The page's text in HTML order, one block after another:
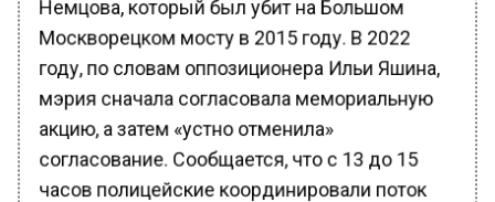
Москворецком мосту в 2015 году. В 2022
году, по словам оппозиционера Ильи Яшина,
мэрия сначала согласовала мемориальную
акцию, а затем «устно отменила»
согласование. Сообщается, что с 13 до 15
часов полицейские координировали поток